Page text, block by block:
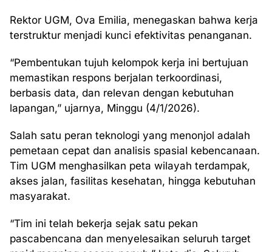
Rektor UGM, Ova Emilia, menegaskan bahwa kerja
terstruktur menjadi kunci efektivitas penanganan.
“Pembentukan tujuh kelompok kerja ini bertujuan
memastikan respons berjalan terkoordinasi,
berbasis data, dan relevan dengan kebutuhan
lapangan,” ujarnya, Minggu (4/1/2026).
Salah satu peran teknologi yang menonjol adalah
pemetaan cepat dan analisis spasial kebencanaan.
Tim UGM menghasilkan peta wilayah terdampak,
akses jalan, fasilitas kesehatan, hingga kebutuhan
masyarakat.
“Tim ini telah bekerja sejak satu pekan
pascabencana dan menyelesaikan seluruh target